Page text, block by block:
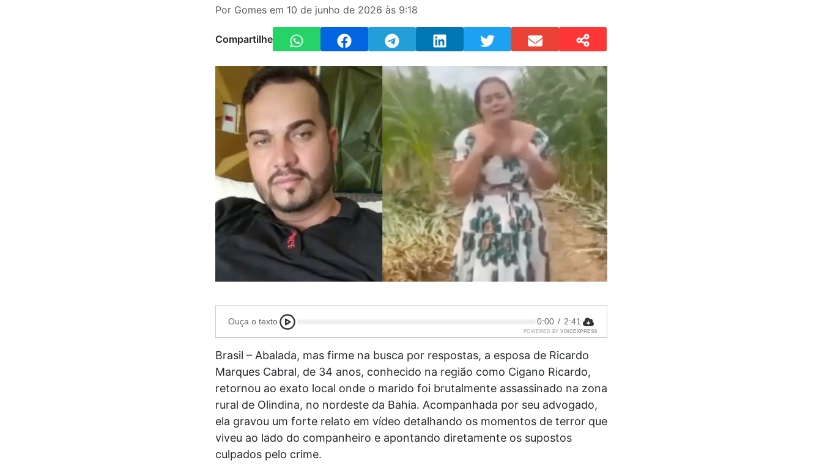
Por Gomes em 10 de junho de 2026 às 9:18
Compartilhe
Ouça o texto 0:00 / 2:41
POWERED BY VOICEXPRESS
Brasil – Abalada, mas firme na busca por respostas, a esposa de Ricardo
Marques Cabral, de 34 anos, conhecido na região como Cigano Ricardo,
retornou ao exato local onde o marido foi brutalmente assassinado na zona
rural de Olindina, no nordeste da Bahia. Acompanhada por seu advogado,
ela gravou um forte relato em vídeo detalhando os momentos de terror que
viveu ao lado do companheiro e apontando diretamente os supostos
culpados pelo crime.